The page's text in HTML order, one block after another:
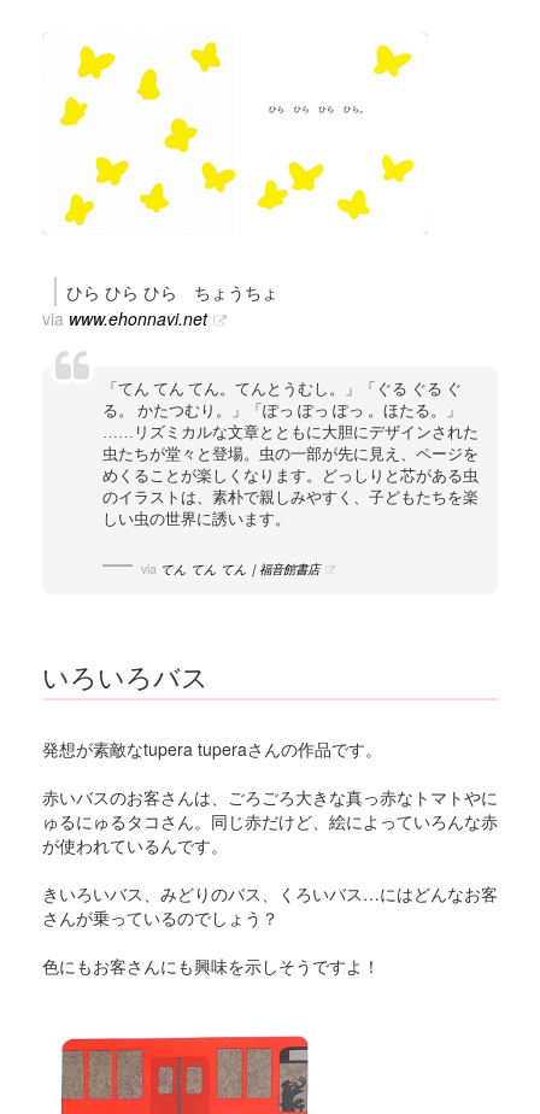
ひら ひら ひら ちょうちょ
via www.ehonnavi.net
「てん てん てん。てんとうむし。」「ぐる ぐる ぐ
る。 かたつむり。」「ぽっ ぽっ ぽっ 。ほたる。」
……リズミカルな文章とともに大胆にデザインされた
虫たちが堂々と登場。虫の一部が先に見え、ページを
めくることが楽しくなります。どっしりと芯がある虫
のイラストは、素朴で親しみやすく、子どもたちを楽
しい虫の世界に誘います。
via てん てん てん｜福音館書店
いろいろバス
発想が素敵なtupera tuperaさんの作品です。
赤いバスのお客さんは、ごろごろ大きな真っ赤なトマトやに
ゅるにゅるタコさん。同じ赤だけど、絵によっていろんな赤
が使われているんです。
きいろいバス、みどりのバス、くろいバス…にはどんなお客
さんが乗っているのでしょう？
色にもお客さんにも興味を示しそうですよ！